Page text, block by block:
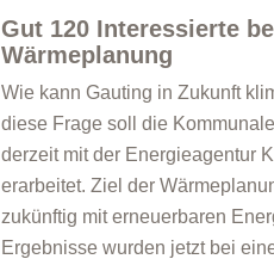
Gut 120 Interessierte
Wärmeplanung
Wie kann Gauting in Zukunft
diese Frage soll die
derzeit mit der Energieagentur
erarbeitet. Ziel der
zukünftig mit erneuerbaren
Ergebnisse wurden jetzt bei